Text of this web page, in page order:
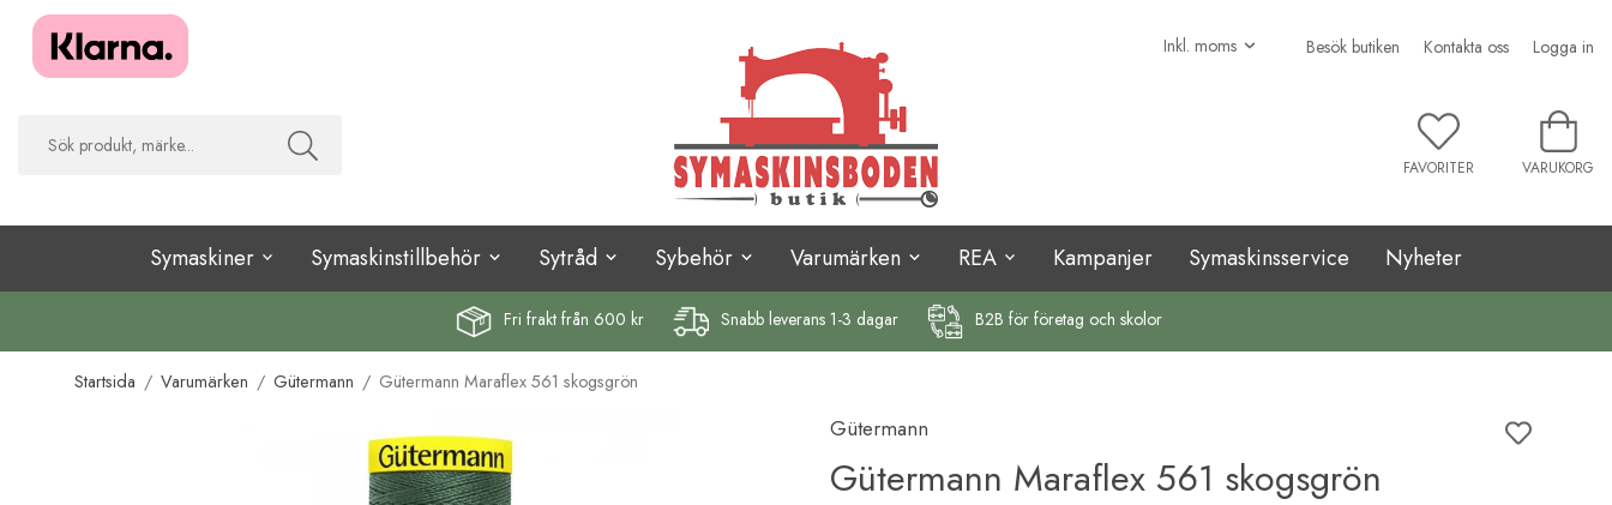
Besök butiken Kontakta oss Logga in
FAVORITER VARUKORG
Symaskiner Symaskinstillbehör Sytråd Sybehör Varumärken REA Kampanjer Symaskinsservice Nyheter
Fri fraktfrån 600 kr Snabb leverans 1-3 dagar B2B för företag och skolor
Startsida / Varumärken / Gütermann / Gütermann Maraflex 561 skogsgrön
Gütermann
Gütermann Maraflex 561 skogsgrön